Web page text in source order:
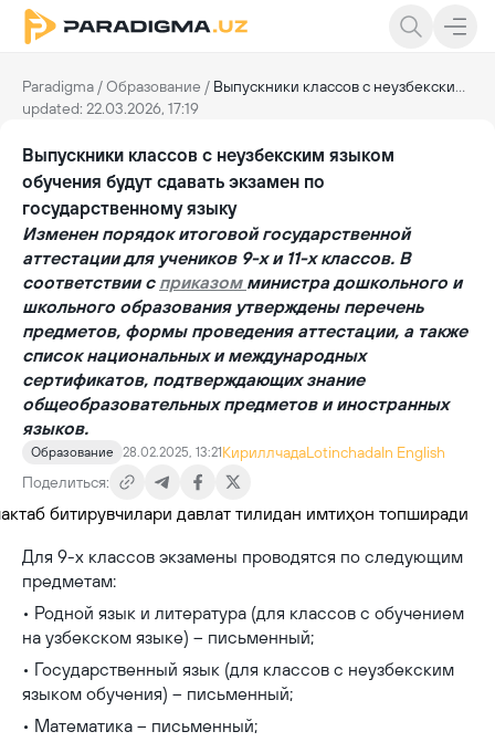
Paradigma /Образование / Выпускники классов с неузбекским языком обучения будут сдавать экзамен по государственному языку
updated: 22.03.2026, 17:19
Выпускники классов с неузбекским языком
обучения будут сдавать экзамен по
государственному языку
Изменен порядок итоговой государственной
аттестации для учеников 9-х и 11-х классов. В
соответствии с приказом министра дошкольного и
школьного образования утверждены перечень
предметов, формы проведения аттестации, а также
список национальных и международных
сертификатов, подтверждающих знание
общеобразовательных предметов и иностранных
языков.
Образование 28.02.2025, 13:21 КириллчадаLotinchadaIn English
Поделиться:
Для 9-х классов экзамены проводятся по следующим
предметам:
• Родной язык и литература (для классов с обучением
на узбекском языке) – письменный;
• Государственный язык (для классов с неузбекским
языком обучения) – письменный;
• Математика – письменный;